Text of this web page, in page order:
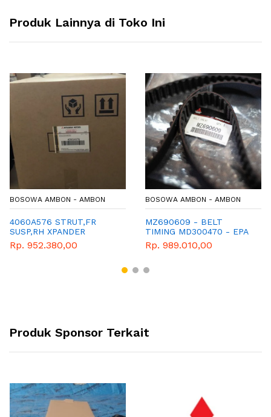
Produk Lainnya di Toko Ini
BOSOWA AMBON - AMBON
4060A576 STRUT,FR
SUSP,RH XPANDER
Rp. 952.380,00
BOSOWA AMBON - AMBON
MZ690609 - BELT
TIMING MD300470 - EPA
ITEM - GENUINE
SPAREPART MITSUBISHI
Rp. 989.010,00
Produk Sponsor Terkait